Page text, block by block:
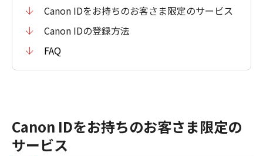
Canon IDをお持ちのお客さま限定のサービス
Canon IDの登録方法
FAQ
Canon IDをお持ちのお客さま限定の
サービス